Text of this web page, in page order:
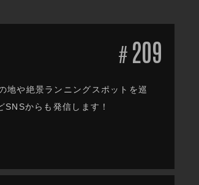
# 209
地や絶景ランニングスポットを巡
からも発信します！